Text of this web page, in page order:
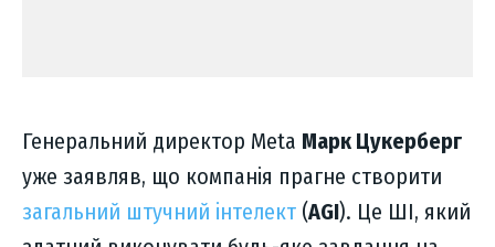
Генеральний директор Meta Марк Цукерберг
уже заявляв, що компанія прагне створити
загальний штучний інтелект (AGI). Це ШІ, який